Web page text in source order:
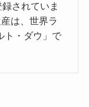
されていま
は、世界ラ
ト・ダウ」で